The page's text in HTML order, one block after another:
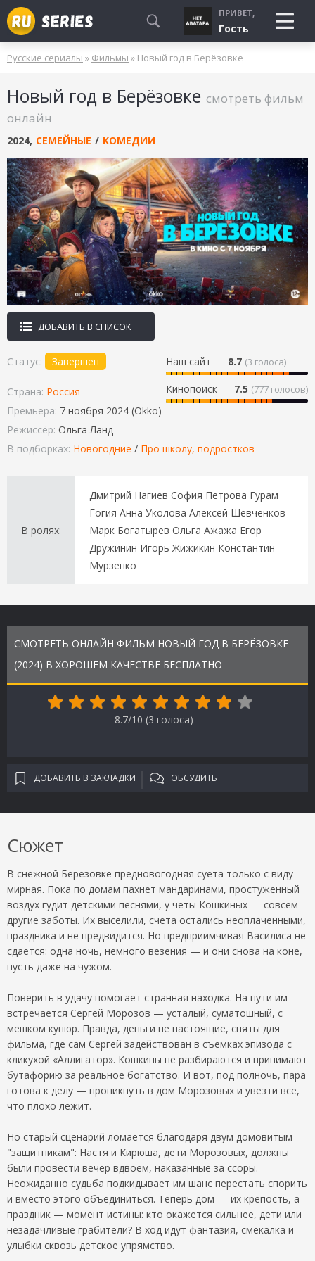
СМОТРЮ
БУДУ СМОТРЕТЬ
УЖЕ СМОТРЕЛ
ПРИВЕТ,
Гость
Русские сериалы » Фильмы » Новый год в Берёзовке
Новый год в Берёзовке смотреть фильм
онлайн
2024, СЕМЕЙНЫЕ / КОМЕДИИ
ДОБАВИТЬ В СПИСОК
Наш сайт 8.7 (3 голоса)
Кинопоиск 7.5 (777 голосов)
Статус: Завершен
Страна: Россия
Премьера: 7 ноября 2024 (Okko)
Режиссёр: Ольга Ланд
В подборках: Новогодние / Про школу, подростков
В ролях:
Дмитрий Нагиев София Петрова Гурам
Гогия Анна Уколова Алексей Шевченков
Марк Богатырев Ольга Ажажа Егор
Дружинин Игорь Жижикин Константин
Мурзенко
СМОТРЕТЬ ОНЛАЙН ФИЛЬМ НОВЫЙ ГОД В БЕРЁЗОВКЕ
(2024) В ХОРОШЕМ КАЧЕСТВЕ БЕСПЛАТНО
8.7/10 (3 голоса)
ДОБАВИТЬ В ЗАКЛАДКИ ОБСУДИТЬ
Сюжет
В снежной Березовке предновогодняя суета только с виду
мирная. Пока по домам пахнет мандаринами, простуженный
воздух гудит детскими песнями, у четы Кошкиных — совсем
другие заботы. Их выселили, счета остались неоплаченными,
праздника и не предвидится. Но предприимчивая Василиса не
сдается: одна ночь, немного везения — и они снова на коне,
пусть даже на чужом.
Поверить в удачу помогает странная находка. На пути им
встречается Сергей Морозов — усталый, суматошный, с
мешком купюр. Правда, деньги не настоящие, сняты для
фильма, где сам Сергей задействован в съемках эпизода с
кликухой «Аллигатор». Кошкины не разбираются и принимают
бутафорию за реальное богатство. И вот, под полночь, пара
готова к делу — проникнуть в дом Морозовых и увезти все,
что плохо лежит.
Но старый сценарий ломается благодаря двум домовитым
"защитникам": Настя и Кирюша, дети Морозовых, должны
были провести вечер вдвоем, наказанные за ссоры.
Неожиданно судьба подкидывает им шанс перестать спорить
и вместо этого объединиться. Теперь дом — их крепость, а
праздник — момент истины: кто окажется сильнее, дети или
незадачливые грабители? В ход идут фантазия, смекалка и
улыбки сквозь детское упрямство.